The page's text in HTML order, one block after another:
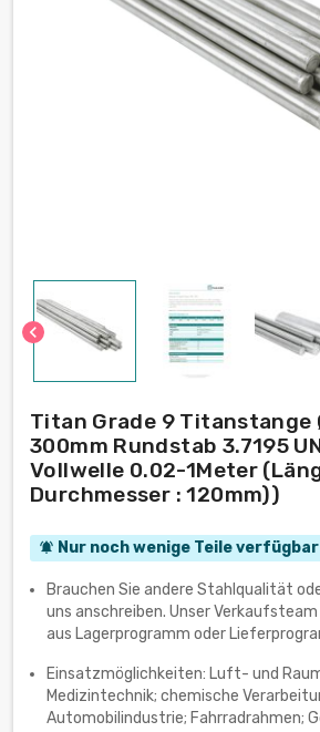
chevron_left
Titan Grade 9 Titanstange
300mm Rundstab 3.7195
Vollwelle 0.02-1Meter
Durchmesser : 120mm))
notifications_active Nur noch wenige Teile verfügbar
Brauchen Sie andere Stahlqualität
uns anschreiben. Unser
aus Lagerprogramm oder
Einsatzmöglichkeiten: Luft- und
Medizintechnik; chemische
Automobilindustrie; Fahrradrahmen;